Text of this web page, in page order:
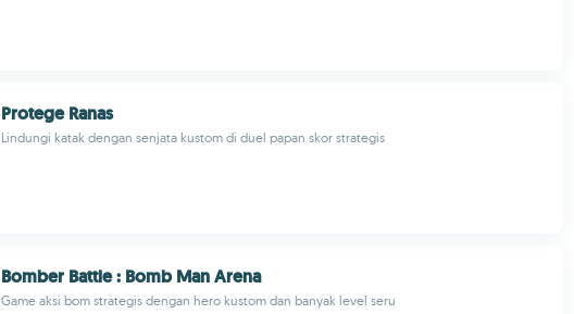
Protege Ranas
Lindungi katak dengan senjata kustom di duel papan skor strategis
Bomber Battle : Bomb Man Arena
Game aksi bom strategis dengan hero kustom dan banyak level seru